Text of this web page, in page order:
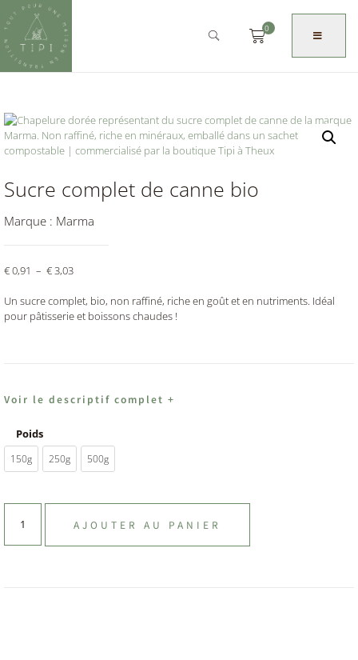
0
Sucre complet de canne bio
Marque : Marma
€0,91 – € 3,03
Un sucre complet, bio, non raffiné, riche en goût et en nutriments. Idéal
pour pâtisserie et boissons chaudes !
Voir le descriptif complet +
Poids
150g 250g 500g
AJOUTER AU PANIER